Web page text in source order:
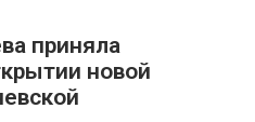
приняла
новой